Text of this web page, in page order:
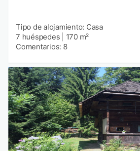
Tipo de alojamiento: Casa
7 huéspedes
170 m²
Comentarios: 8